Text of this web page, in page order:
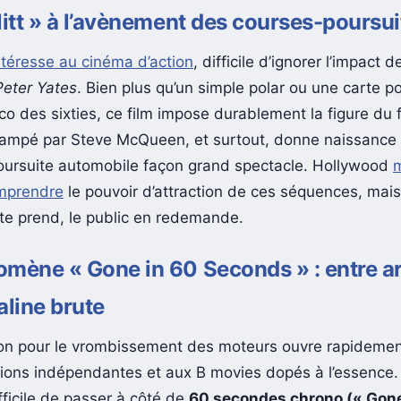
» à l’avènement des courses-
au cinéma d’action, difficile d’ignorer l’impact
Yates. Bien plus qu’un simple polar ou une carte
des sixties, ce film impose durablement la figure du
par Steve McQueen, et surtout, donne naissance
automobile façon grand spectacle. Hollywood
le pouvoir d’attraction de ces séquences,
prend, le public en redemande.
« Gone in 60 Seconds » : entre
brute
pour le vrombissement des moteurs ouvre
indépendantes et aux B movies dopés à